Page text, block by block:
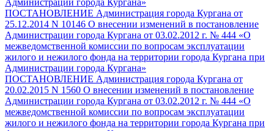
ПОСТАНОВЛЕНИЕ Администрация города Кургана от
25.12.2014 N 10146 О внесении изменений в постановление
Администрации города Кургана от 03.02.2012 г. № 444 «О
межведомственной комиссии по вопросам эксплуатации
жилого и нежилого фонда на территории города Кургана при
Администрации города Кургана»
ПОСТАНОВЛЕНИЕ Администрация города Кургана от
20.02.2015 N 1560 О внесении изменений в постановление
Администрации города Кургана от 03.02.2012 г. № 444 «О
межведомственной комиссии по вопросам эксплуатации
жилого и нежилого фонда на территории города Кургана при